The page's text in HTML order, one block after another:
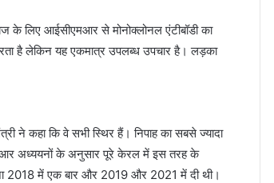
के लिए आईसीएमआर से मोनोक्लोनल एंटीबॉडी का
है लेकिन यह एकमात्र उपलब्ध उपचार है। लड़का
कहा कि वे सभी स्थिर हैं। निपाह का सबसे ज्यादा
अध्ययनों के अनुसार पूरे केरल में इस तरह के
2018 में एक बार और 2019 और 2021 में दी थी।